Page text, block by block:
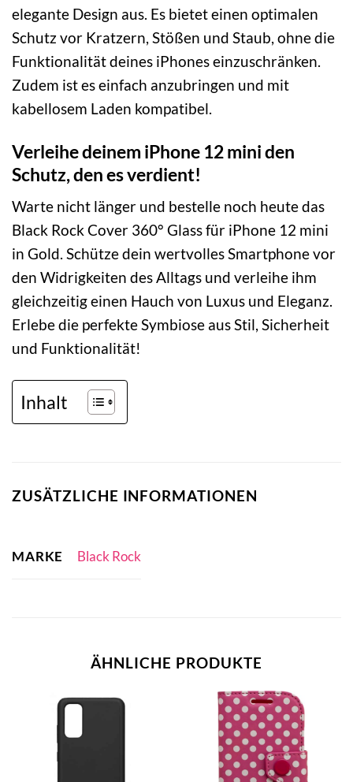
elegante Design aus. Es bietet einen optimalen
Schutz vor Kratzern, Stößen und Staub, ohne die
Funktionalität deines iPhones einzuschränken.
Zudem ist es einfach anzubringen und mit
kabellosem Laden kompatibel.
Verleihe deinem iPhone 12 mini den
Schutz, den es verdient!
Warte nicht länger und bestelle noch heute das
Black Rock Cover 360° Glass für iPhone 12 mini
in Gold. Schütze dein wertvolles Smartphone vor
den Widrigkeiten des Alltags und verleihe ihm
gleichzeitig einen Hauch von Luxus und Eleganz.
Erlebe die perfekte Symbiose aus Stil, Sicherheit
und Funktionalität!
Inhalt
ZUSÄTZLICHE INFORMATIONEN
MARKE Black Rock
ÄHNLICHE PRODUKTE